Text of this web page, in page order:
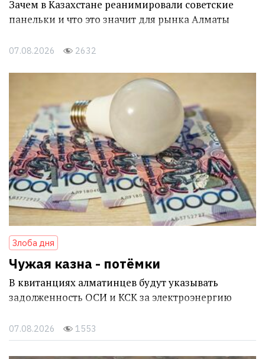
Зачем в Казахстане реанимировали советские
панельки и что это значит для рынка Алматы
07.08.2026 2632
Злоба дня
Чужая казна - потёмки
В квитанциях алматинцев будут указывать
задолженность ОСИ и КСК за электроэнергию
07.08.2026 1553